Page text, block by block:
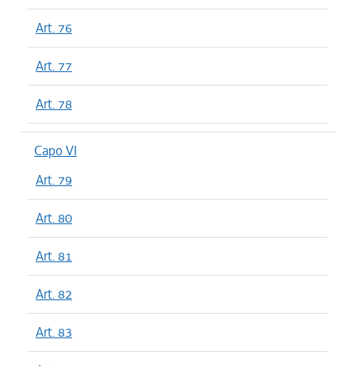
Art. 76
Art. 77
Art. 78
Capo VI
Art. 79
Art. 80
Art. 81
Art. 82
Art. 83